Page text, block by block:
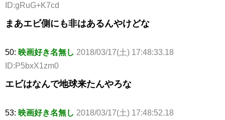
ID:gRuG+K7cd
まあエビ側にも非はあるんやけどな
50: 映画好き名無し 2018/03/17(土) 17:48:33.18
ID:P5bxX1zm0
エビはなんで地球来たんやろな
53: 映画好き名無し 2018/03/17(土) 17:48:52.18